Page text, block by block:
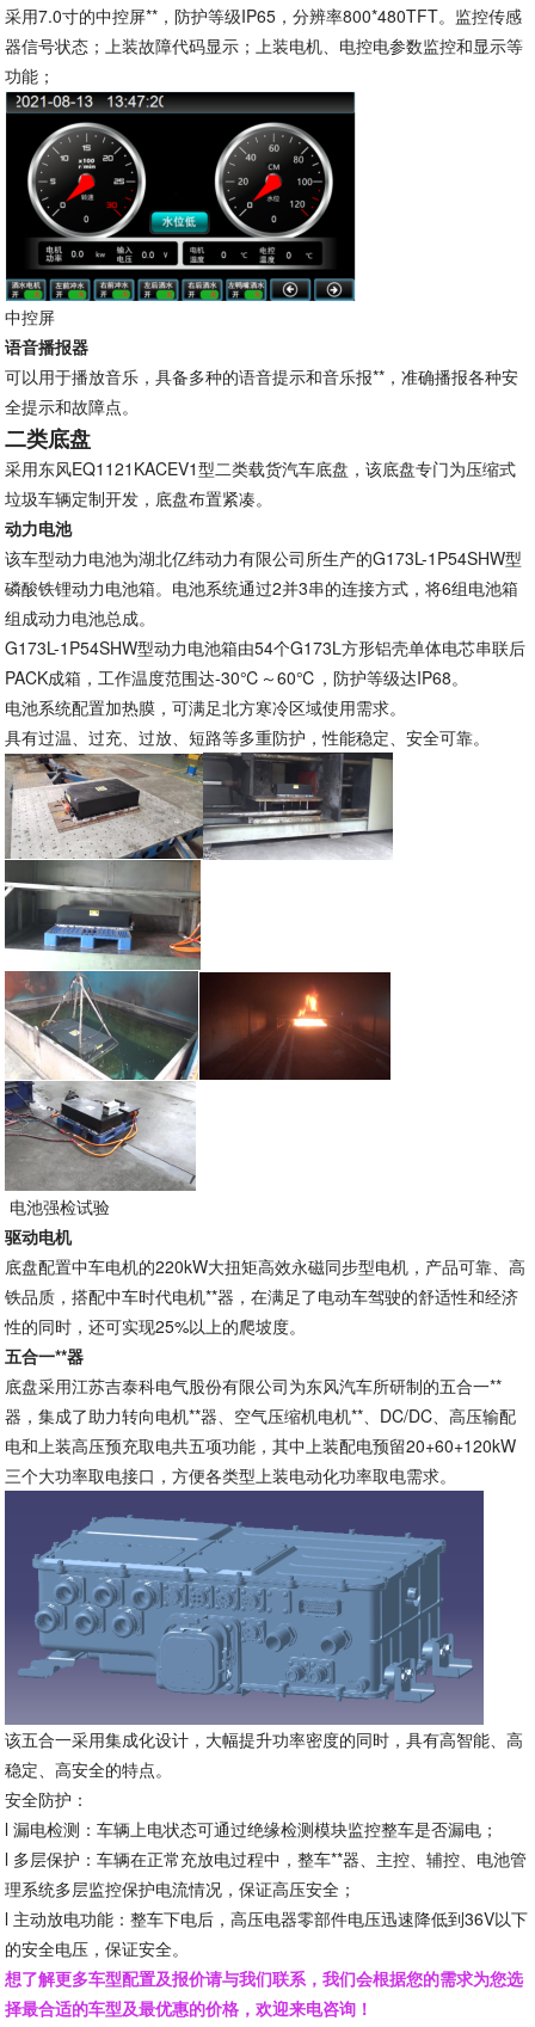
采用7.0寸的中控屏**，防护等级IP65，分辨率800*480TFT。监控传感
器信号状态；上装故障代码显示；上装电机、电控电参数监控和显示等
功能；
中控屏
语音播报器
可以用于播放音乐，具备多种的语音提示和音乐报**，准确播报各种安
全提示和故障点。
二类底盘
采用东风EQ1121KACEV1型二类载货汽车底盘，该底盘专门为压缩式
垃圾车辆定制开发，底盘布置紧凑。
动力电池
该车型动力电池为湖北亿纬动力有限公司所生产的G173L-1P54SHW型
磷酸铁锂动力电池箱。电池系统通过2并3串的连接方式，将6组电池箱
组成动力电池总成。
G173L-1P54SHW型动力电池箱由54个G173L方形铝壳单体电芯串联后
PACK成箱，工作温度范围达-30℃～60℃，防护等级达IP68。
电池系统配置加热膜，可满足北方寒冷区域使用需求。
具有过温、过充、过放、短路等多重防护，性能稳定、安全可靠。
电池强检试验
驱动电机
底盘配置中车电机的220kW大扭矩高效永磁同步型电机，产品可靠、高
铁品质，搭配中车时代电机**器，在满足了电动车驾驶的舒适性和经济
性的同时，还可实现25%以上的爬坡度。
五合一**器
底盘采用江苏吉泰科电气股份有限公司为东风汽车所研制的五合一**
器，集成了助力转向电机**器、空气压缩机电机**、DC/DC、高压输配
电和上装高压预充取电共五项功能，其中上装配电预留20+60+120kW
三个大功率取电接口，方便各类型上装电动化功率取电需求。
该五合一采用集成化设计，大幅提升功率密度的同时，具有高智能、高
稳定、高安全的特点。
安全防护：
l漏电检测：车辆上电状态可通过绝缘检测模块监控整车是否漏电；
l 多层保护：车辆在正常充放电过程中，整车**器、主控、辅控、电池管
理系统多层监控保护电流情况，保证高压安全；
l 主动放电功能：整车下电后，高压电器零部件电压迅速降低到36V以下
的安全电压，保证安全。
想了解更多车型配置及报价请与我们联系，我们会根据您的需求为您选
择最合适的车型及最优惠的价格，欢迎来电咨询！